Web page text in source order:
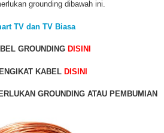
grounding dibawah ini.
TV dan TV Biasa
GROUNDING DISINI
KABEL DISINI
GROUNDING ATAU PEMBUMIAN